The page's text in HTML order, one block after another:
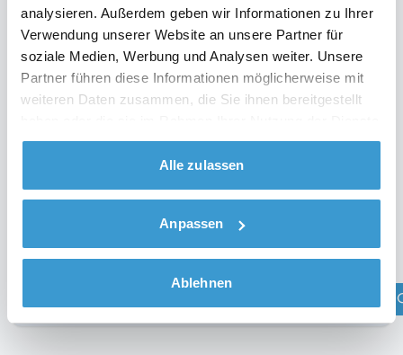
analysieren. Außerdem geben wir Informationen zu Ihrer
Verwendung unserer Website an unsere Partner für
soziale Medien, Werbung und Analysen weiter. Unsere
Partner führen diese Informationen möglicherweise mit
weiteren Daten zusammen, die Sie ihnen bereitgestellt
gesammelt haben.
Alle zulassen
Anpassen
Ablehnen
unwahrscheinlichen Fall, dass Sie mit Ihrem DJ nicht
zufrieden sind? Erhalten Sie Ihr Geld zurück.
an
Überprüfen Sie Ihren Standort